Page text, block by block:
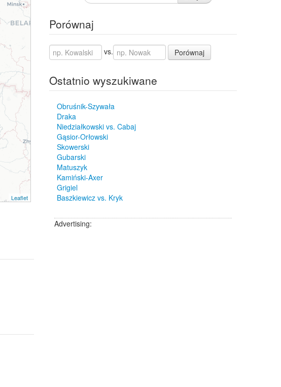
Leaflet
Porównaj
vs. Porównaj
Ostatnio wyszukiwane
Obruśnik-Szywała
Draka
Niedziałkowski vs. Cabaj
Gąsior-Orłowski
Skowerski
Gubarski
Matuszyk
Kamiński-Axer
Grigiel
Baszkiewicz vs. Kryk
Advertising: